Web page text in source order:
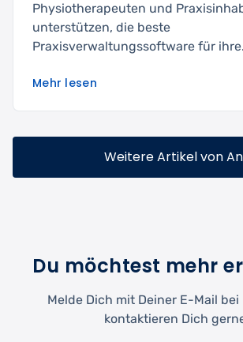
Physiotherapeuten und
unterstützen, die beste
Praxisverwaltungssoftware für
Mehr lesen
Weitere Artikel von
Du möchtest mehr
Melde Dich mit Deiner E-Mail
kontaktieren Dich